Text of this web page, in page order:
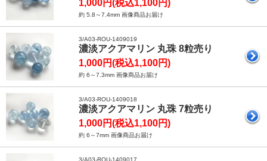
1,000円(税込1,100円)
約 5.8～7.4mm 画像商品お届け
3/A03-ROU-1409019
濃淡アクアマリン 丸珠 8粒売り
1,000円(税込1,100円)
約 6～7.3mm 画像商品お届け
3/A03-ROU-1409018
濃淡アクアマリン 丸珠 7粒売り
1,000円(税込1,100円)
約 6～7mm 画像商品お届け
3/A03-ROU-1409017